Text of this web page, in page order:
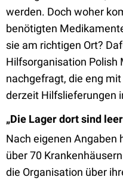
werden. Doch woher
benötigten
sie am richtigen Ort?
Hilfsorganisation Polish
nachgefragt, die eng
derzeit Hilfslieferungen
„Die Lager dort sind
Nach eigenen Angaben
über 70
die Organisation über